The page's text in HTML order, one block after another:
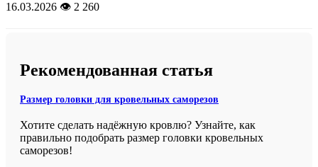
16.03.2026 👁️ 2 260
Рекомендованная статья
Размер головки для кровельных саморезов
Хотите сделать надёжную кровлю? Узнайте, как
правильно подобрать размер головки кровельных
саморезов!